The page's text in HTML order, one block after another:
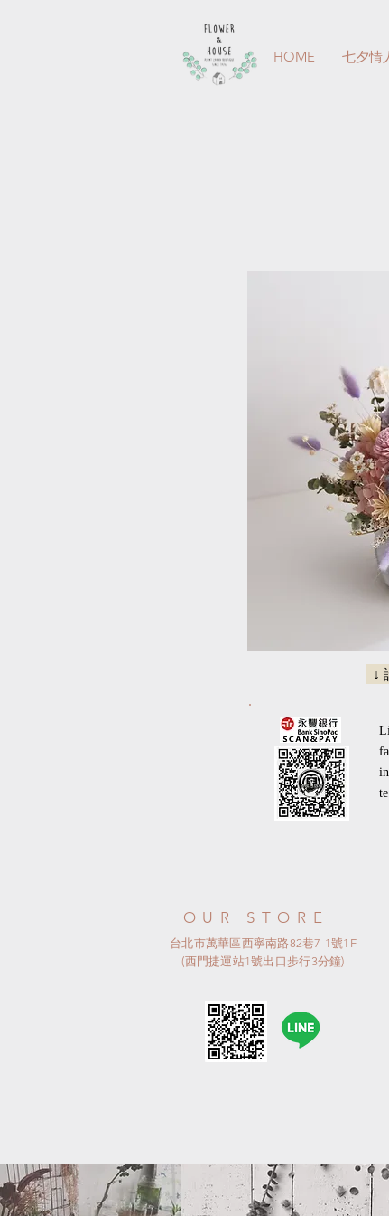
HOME 七夕情
↓
OUR STORE
台北市萬華區西寧南路82巷7-1號1F
(西門捷運站1號出口步行3分鐘)